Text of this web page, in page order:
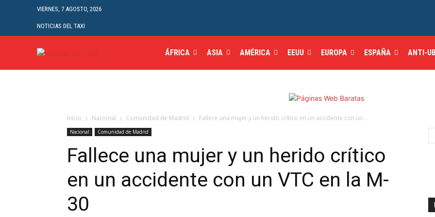
VIERNES, 7 AGOSTO, 2026
NOTICIAS DEL TAXI
ÁFRICA ASIA AMÉRICA EEUU EUROPA ESPAÑA ANTI-
Inicio Nacional Comunidad de Madrid Fallece una mujer y un herido crítico en un accidente con un...
Nacional Comunidad de Madrid
Fallece una mujer y un herido crítico
en un accidente con un VTC en la M-
30